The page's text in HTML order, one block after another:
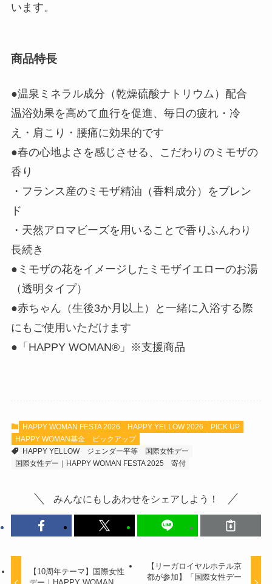
います。
商品特長
●温泉ミネラル成分（乾燥硫酸ナトリウム）配合
温浴効果を高めて血行を促進、毎日の疲れ・冷
え・肩こり・腰痛に効果的です
●春の心地よさを感じさせる、こだわりのミモザの
香り
・フランス産のミモザ精油（香料成分）をブレン
ド
・天然アロマビーズを用いることで香りふんわり
長続き
●ミモザの花をイメージしたミモザイエローのお湯
（透明タイプ）
●赤ちゃん（生後3か月以上）と一緒に入浴する際
にもご使用いただけます
●「HAPPY WOMAN®」※支援商品
HAPPY WOMAN FESTA 2026 HAPPY YELLOW 2026
PICK UP
HAPPY WOMAN基金
ピックアップ
HAPPY YELLOW
ジェンダー平等
国際女性デー
国際女性デー｜HAPPY WOMAN FESTA 2025
寄付
みんなにもしあわせをシェアしよう！
【10周年テーマ】国際女性
【リーガロイヤルホテル京
都が参加】「国際女性デー